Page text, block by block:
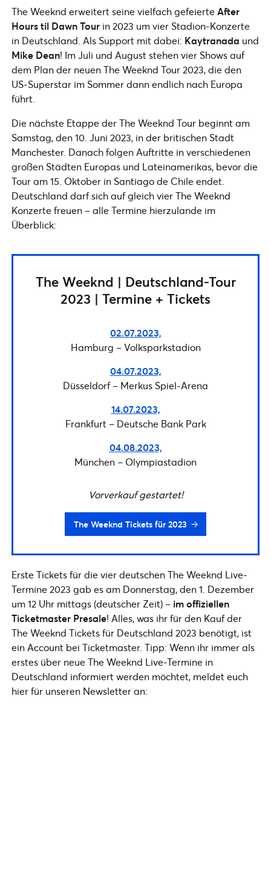
The Weeknd erweitert seine vielfach gefeierteAfter
Hours til Dawn Tour in 2023 um vier Stadion-Konzerte
in Deutschland. Als Support mit dabei: Kaytranada und
Mike Dean! Im Juli und August stehen vier Shows auf
dem Plan der neuen The Weeknd Tour 2023, die den
US-Superstar im Sommer dann endlich nach Europa
führt.
Die nächste Etappe der The Weeknd Tour beginnt am
Samstag, den 10. Juni 2023, in der britischen Stadt
Manchester. Danach folgen Auftritte in verschiedenen
großen Städten Europas und Lateinamerikas, bevor die
Tour am 15. Oktober in Santiago de Chile endet.
Deutschland darf sich auf gleich vier The Weeknd
Konzerte freuen – alle Termine hierzulande im
Überblick:
The Weeknd | Deutschland-Tour
2023 | Termine + Tickets
02.07.2023,
Hamburg – Volksparkstadion
04.07.2023,
Düsseldorf – Merkus Spiel-Arena
14.07.2023,
Frankfurt – Deutsche Bank Park
04.08.2023,
München – Olympiastadion
Vorverkauf gestartet!
The Weeknd Tickets für 2023
Erste Tickets für die vier deutschen The Weeknd Live-
Termine 2023 gab es am Donnerstag, den 1. Dezember
um 12 Uhr mittags (deutscher Zeit) – im offiziellen
Ticketmaster Presale! Alles, was ihr für den Kauf der
The Weeknd Tickets für Deutschland 2023 benötigt, ist
ein Account bei Ticketmaster. Tipp: Wenn ihr immer als
erstes über neue The Weeknd Live-Termine in
Deutschland informiert werden möchtet, meldet euch
hier für unseren Newsletter an: